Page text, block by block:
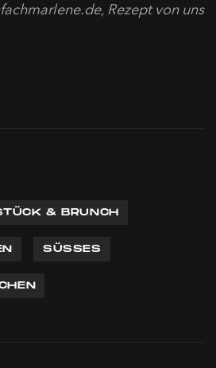
Rezept von uns
& BRUNCH
SÜSSES